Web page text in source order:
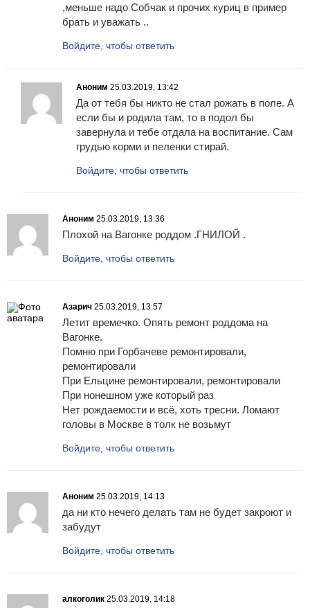
,меньше надо Собчак и прочих куриц в пример
брать и уважать ..
Войдите, чтобы ответить
Аноним 25.03.2019, 13:42
Да от тебя бы никто не стал рожать в поле. А
если бы и родила там, то в подол бы
завернула и тебе отдала на воспитание. Сам
грудью корми и пеленки стирай.
Войдите, чтобы ответить
Аноним 25.03.2019, 13:36
Плохой на Вагонке роддом .ГНИЛОЙ .
Войдите, чтобы ответить
Азарич 25.03.2019, 13:57
Летит времечко. Опять ремонт роддома на
Вагонке.
Помню при Горбачеве ремонтировали,
ремонтировали
При Ельцине ремонтировали, ремонтировали
При нонешном уже который раз
Нет рождаемости и всё, хоть тресни. Ломают
головы в Москве в толк не возьмут
Войдите, чтобы ответить
Аноним 25.03.2019, 14:13
да ни кто нечего делать там не будет закроют и
забудут
Войдите, чтобы ответить
алкоголик 25.03.2019, 14:18